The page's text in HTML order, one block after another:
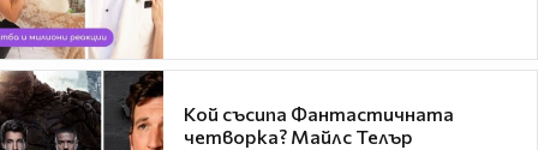
Кой съсипа Фантастичната
четворка? Майлс Телър